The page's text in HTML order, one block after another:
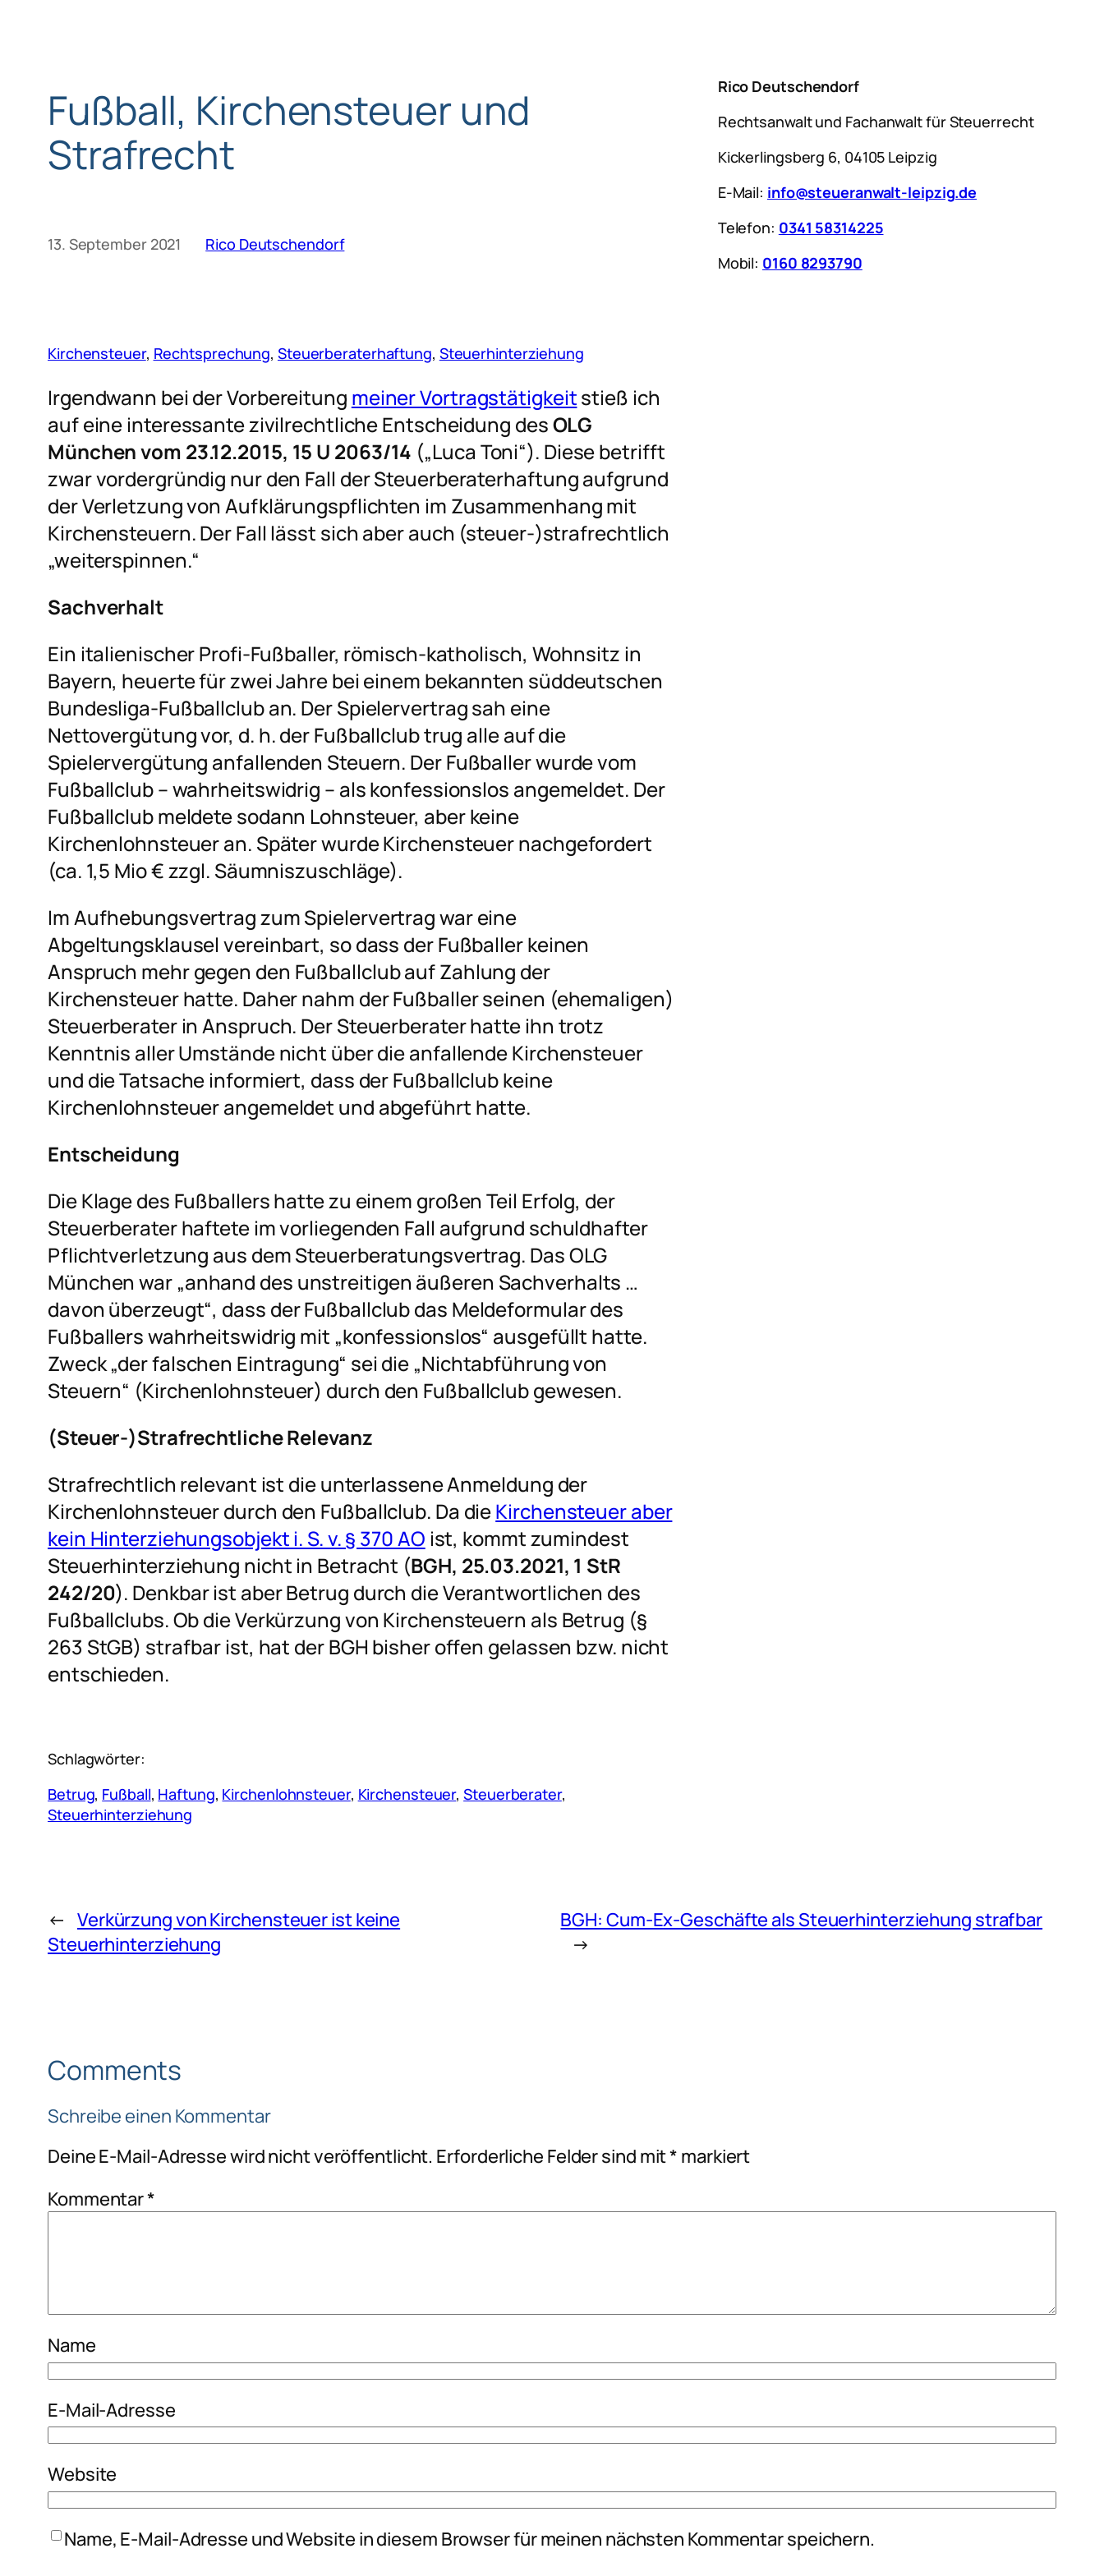
Fußball, Kirchensteuer und
Strafrecht
13. September 2021 Rico Deutschendorf
Kirchensteuer, Rechtsprechung, Steuerberaterhaftung, Steuerhinterziehung
Irgendwann bei der Vorbereitung meiner Vortragstätigkeitstieß ich
auf eine interessante zivilrechtliche Entscheidung desOLG
München vom 23.12.2015, 15 U 2063/14 („Luca Toni“). Diese betrifft
zwar vordergründig nur den Fall der Steuerberaterhaftung aufgrund
der Verletzung von Aufklärungspflichten im Zusammenhang mit
Kirchensteuern. Der Fall lässt sich aber auch (steuer-)strafrechtlich
„weiterspinnen.“
Sachverhalt
Ein italienischer Profi-Fußballer, römisch-katholisch, Wohnsitz in
Bayern, heuerte für zwei Jahre bei einem bekannten süddeutschen
Bundesliga-Fußballclub an. Der Spielervertrag sah eine
Nettovergütung vor, d. h. der Fußballclub trug alle auf die
Spielervergütung anfallenden Steuern. Der Fußballer wurde vom
Fußballclub – wahrheitswidrig – als konfessionslos angemeldet. Der
Fußballclub meldete sodann Lohnsteuer, aber keine
Kirchenlohnsteuer an. Später wurde Kirchensteuer nachgefordert
(ca. 1,5 Mio € zzgl. Säumniszuschläge).
Im Aufhebungsvertrag zum Spielervertrag war eine
Abgeltungsklausel vereinbart, so dass der Fußballer keinen
Anspruch mehr gegen den Fußballclub auf Zahlung der
Kirchensteuer hatte. Daher nahm der Fußballer seinen (ehemaligen)
Steuerberater in Anspruch. Der Steuerberater hatte ihn trotz
Kenntnis aller Umstände nicht über die anfallende Kirchensteuer
und die Tatsache informiert, dass der Fußballclub keine
Kirchenlohnsteuer angemeldet und abgeführt hatte.
Entscheidung
Die Klage des Fußballers hatte zu einem großen Teil Erfolg, der
Steuerberater haftete im vorliegenden Fall aufgrund schuldhafter
Pflichtverletzung aus dem Steuerberatungsvertrag. Das OLG
München war „anhand des unstreitigen äußeren Sachverhalts …
davon überzeugt“, dass der Fußballclub das Meldeformular des
Fußballers wahrheitswidrig mit „konfessionslos“ ausgefüllt hatte.
Zweck„der falschen Eintragung“ sei die „Nichtabführung von
Steuern“ (Kirchenlohnsteuer) durch den Fußballclub gewesen.
(Steuer-)Strafrechtliche Relevanz
Strafrechtlich relevant ist die unterlassene Anmeldung der
Kirchenlohnsteuer durch den Fußballclub. Da dieKirchensteuer aber
kein Hinterziehungsobjekt i. S. v. § 370 AO ist, kommt zumindest
Steuerhinterziehung nicht in Betracht (BGH, 25.03.2021, 1 StR
242/20). Denkbar ist aber Betrug durch die Verantwortlichen des
Fußballclubs. Ob die Verkürzung von Kirchensteuern als Betrug (§
263 StGB) strafbar ist, hat der BGH bisher offen gelassen bzw. nicht
entschieden.
Schlagwörter:
Betrug, Fußball, Haftung, Kirchenlohnsteuer, Kirchensteuer, Steuerberater
Steuerhinterziehung
Rico Deutschendorf
Rechtsanwalt und Fachanwalt für Steuerrecht
Kickerlingsberg 6, 04105 Leipzig
E-Mail: info@steueranwalt-leipzig.de
Telefon: 0341 58314225
Mobil: 0160 8293790
← Verkürzung von Kirchensteuer ist keine
Steuerhinterziehung
BGH: Cum-Ex-Geschäfte als Steuerhinterziehung strafbar
→
Comments
Schreibe einen Kommentar
Deine E-Mail-Adresse wird nicht veröffentlicht. Erforderliche Felder sind mit* markiert
Kommentar*
Name
E-Mail-Adresse
Website
Name, E-Mail-Adresse und Website in diesem Browser für meinen nächsten Kommentar speichern.